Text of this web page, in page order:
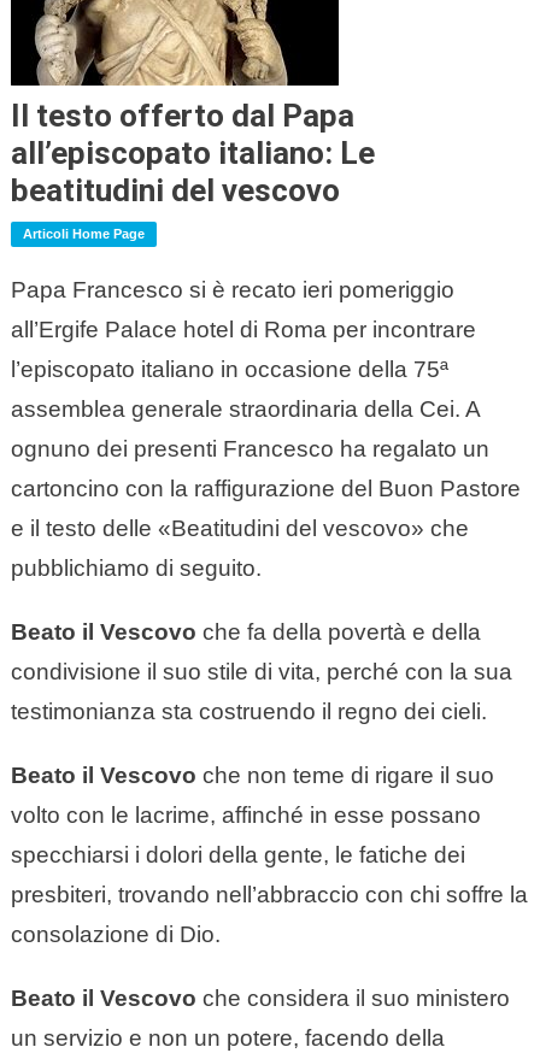
Il testo offerto dal Papa
all’episcopato italiano: Le
beatitudini del vescovo
Articoli Home Page
Papa Francesco si è recato ieri pomeriggio
all’Ergife Palace hotel di Roma per incontrare
l’episcopato italiano in occasione della 75ª
assemblea generale straordinaria della Cei. A
ognuno dei presenti Francesco ha regalato un
cartoncino con la raffigurazione del Buon Pastore
e il testo delle «Beatitudini del vescovo» che
pubblichiamo di seguito.
Beato il Vescovo che fa della povertà e della
condivisione il suo stile di vita, perché con la sua
testimonianza sta costruendo il regno dei cieli.
Beato il Vescovo che non teme di rigare il suo
volto con le lacrime, affinché in esse possano
specchiarsi i dolori della gente, le fatiche dei
presbiteri, trovando nell’abbraccio con chi soffre la
consolazione di Dio.
Beato il Vescovo che considera il suo ministero
un servizio e non un potere, facendo della